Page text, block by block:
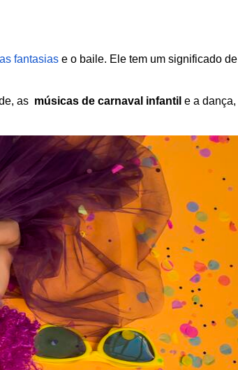
as fantasias e o baile. Ele tem um significado de
as músicas de carnaval infantil e a dança,